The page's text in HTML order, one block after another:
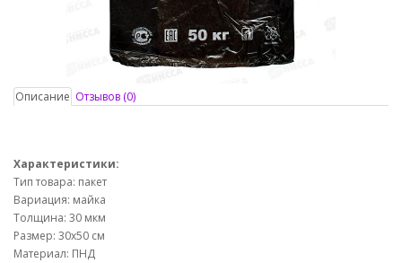
Описание Отзывов (0)
Характеристики:
Тип товара: пакет
Вариация: майка
Толщина: 30 мкм
Размер: 30х50 см
Материал: ПНД